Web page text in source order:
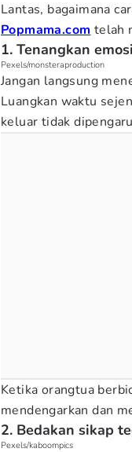
Lantas, bagaimana
Popmama.com telah
1. Tenangkan
Pexels/monsteraproduction
Jangan langsung
Luangkan waktu
keluar tidak
Ketika orangtua
mendengarkan dan
2. Bedakan sikap
Pexels/kaboompics